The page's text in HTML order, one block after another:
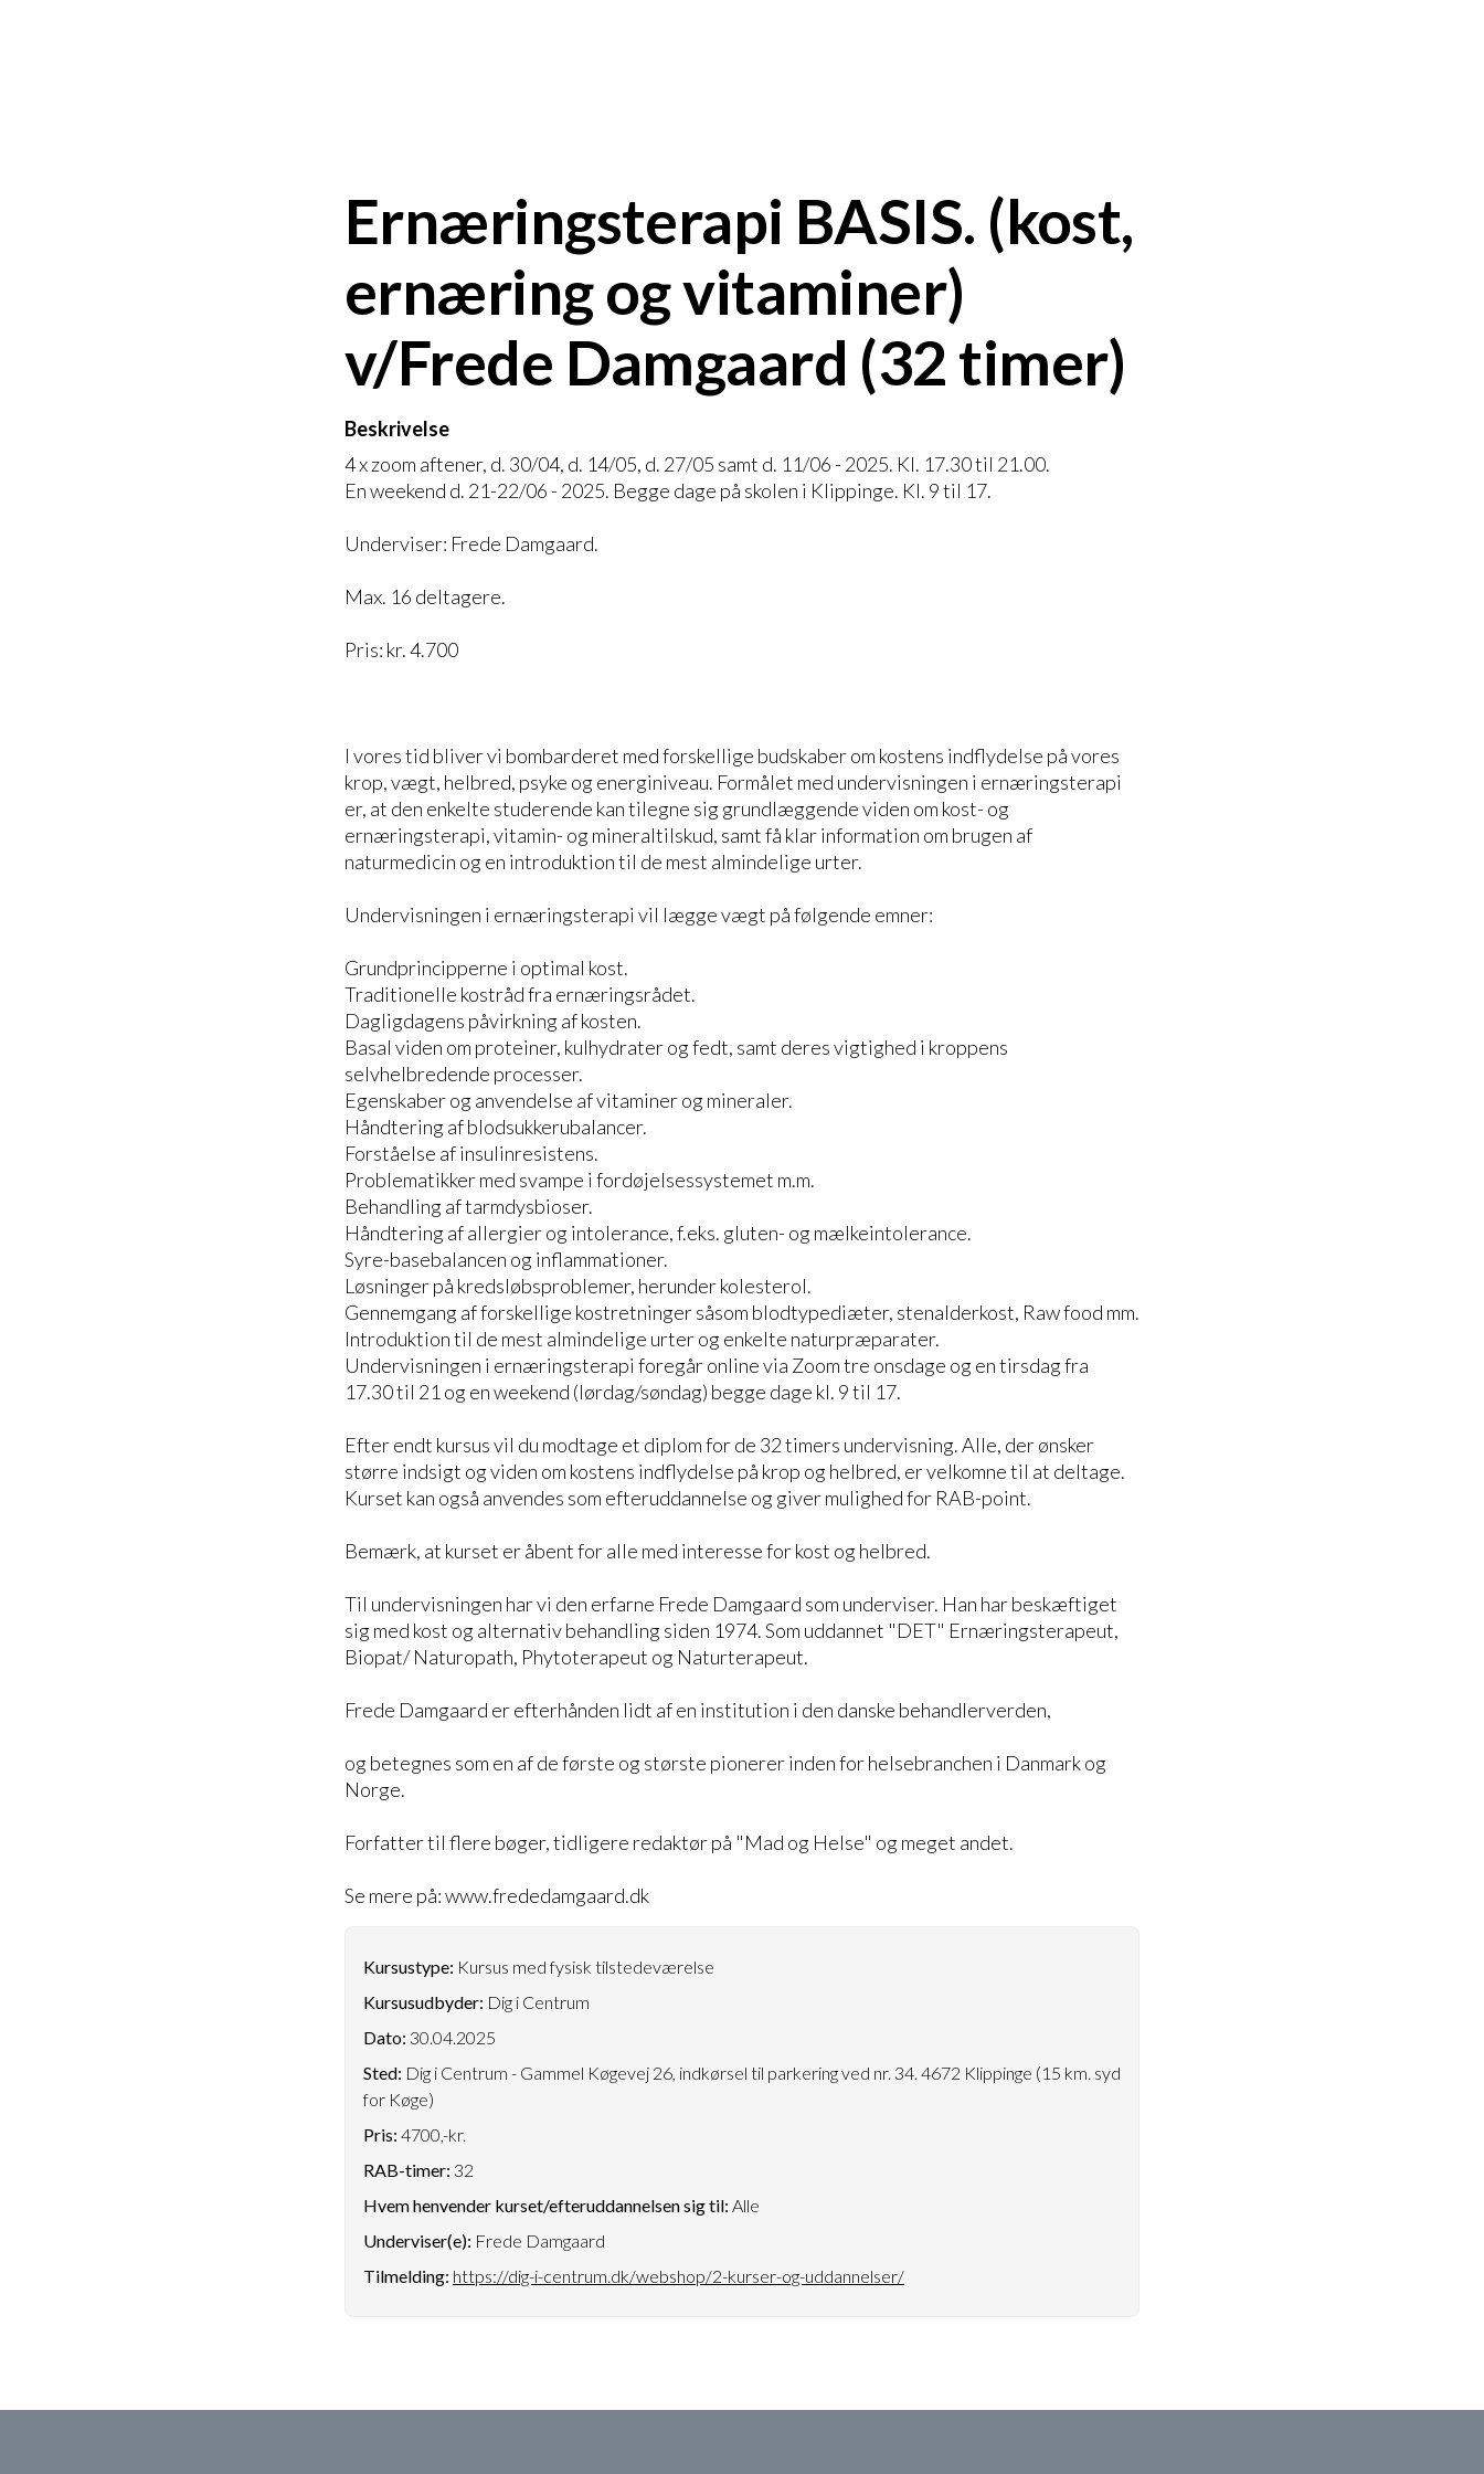
Ernæringsterapi BASIS. (kost,
ernæring og vitaminer)
v/Frede Damgaard (32 timer)
Beskrivelse
4 x zoom aftener, d. 30/04, d. 14/05, d. 27/05 samt d. 11/06 - 2025. Kl. 17.30 til 21.00.
En weekend d. 21-22/06 - 2025. Begge dage på skolen i Klippinge. Kl. 9 til 17.
Underviser: Frede Damgaard.
Max. 16 deltagere.
Pris: kr. 4.700
I vores tid bliver vi bombarderet med forskellige budskaber om kostens indflydelse på vores
krop, vægt, helbred, psyke og energiniveau. Formålet med undervisningen i ernæringsterapi
er, at den enkelte studerende kan tilegne sig grundlæggende viden om kost- og
ernæringsterapi, vitamin- og mineraltilskud, samt få klar information om brugen af
naturmedicin og en introduktion til de mest almindelige urter.
Undervisningen i ernæringsterapi vil lægge vægt på følgende emner:
Grundprincipperne i optimal kost.
Traditionelle kostråd fra ernæringsrådet.
Dagligdagens påvirkning af kosten.
Basal viden om proteiner, kulhydrater og fedt, samt deres vigtighed i kroppens
selvhelbredende processer.
Egenskaber og anvendelse af vitaminer og mineraler.
Håndtering af blodsukkerubalancer.
Forståelse af insulinresistens.
Problematikker med svampe i fordøjelsessystemet m.m.
Behandling af tarmdysbioser.
Håndtering af allergier og intolerance, f.eks. gluten- og mælkeintolerance.
Syre-basebalancen og inflammationer.
Løsninger på kredsløbsproblemer, herunder kolesterol.
Gennemgang af forskellige kostretninger såsom blodtypediæter, stenalderkost, Raw food mm.
Introduktion til de mest almindelige urter og enkelte naturpræparater.
Undervisningen i ernæringsterapi foregår online via Zoom tre onsdage og en tirsdag fra
17.30 til 21 og en weekend (lørdag/søndag) begge dage kl. 9 til 17.
Efter endt kursus vil du modtage et diplom for de 32 timers undervisning. Alle, der ønsker
større indsigt og viden om kostens indflydelse på krop og helbred, er velkomne til at deltage.
Kurset kan også anvendes som efteruddannelse og giver mulighed for RAB-point.
Bemærk, at kurset er åbent for alle med interesse for kost og helbred.
Til undervisningen har vi den erfarne Frede Damgaard som underviser. Han har beskæftiget
sig med kost og alternativ behandling siden 1974. Som uddannet "DET" Ernæringsterapeut,
Biopat/ Naturopath, Phytoterapeut og Naturterapeut.
Frede Damgaard er efterhånden lidt af en institution i den danske behandlerverden,
og betegnes som en af de første og største pionerer inden for helsebranchen i Danmark og
Norge.
Forfatter til flere bøger, tidligere redaktør på "Mad og Helse" og meget andet.
Se mere på: www.frededamgaard.dk
Kursustype: Kursus med fysisk tilstedeværelse
Kursusudbyder: Dig i Centrum
Dato: 30.04.2025
Sted: Dig i Centrum - Gammel Køgevej 26, indkørsel til parkering ved nr. 34. 4672 Klippinge (15 km. syd
for Køge)
Pris: 4700,-kr.
RAB-timer: 32
Hvem henvender kurset/efteruddannelsen sig til: Alle
Underviser(e): Frede Damgaard
Tilmelding: https://dig-i-centrum.dk/webshop/2-kurser-og-uddannelser/